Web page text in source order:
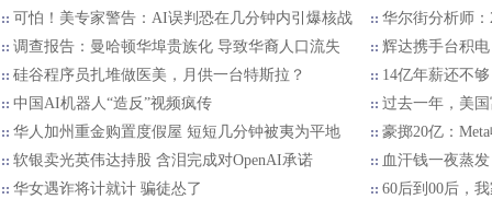
可怕！美专家警告：AI误判恐在几分钟内引爆核战
华尔街分析师
调查报告：曼哈顿华埠贵族化 导致华裔人口流失
辉达携手台积
硅谷程序员扎堆做医美，月供一台特斯拉？
14亿年薪还不
中国AI机器人“造反”视频疯传
过去一年，美
华人加州重金购置度假屋 短短几分钟被夷为平地
豪掷20亿：
软银卖光英伟达持股 含泪完成对OpenAI承诺
血汗钱一夜蒸
华女遇诈将计就计 骗徒怂了
60后到00后，